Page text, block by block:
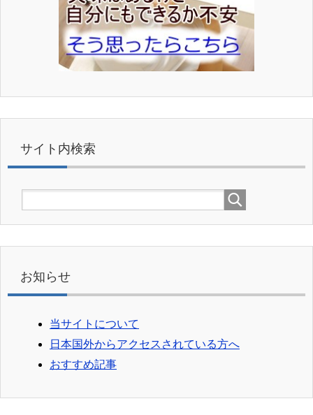
サイト内検索
お知らせ
当サイトについて
日本国外からアクセスされている方へ
おすすめ記事